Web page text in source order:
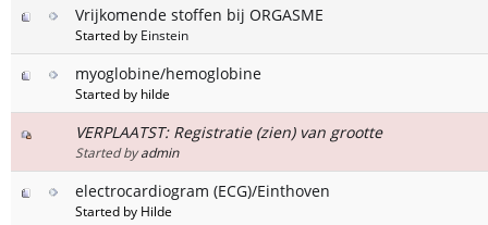
Vrijkomende stoffen bij ORGASME
Started by Einstein
myoglobine/hemoglobine
Started by hilde
VERPLAATST: Registratie (zien) van grootte
Started byadmin
electrocardiogram (ECG)/Einthoven
Started by Hilde